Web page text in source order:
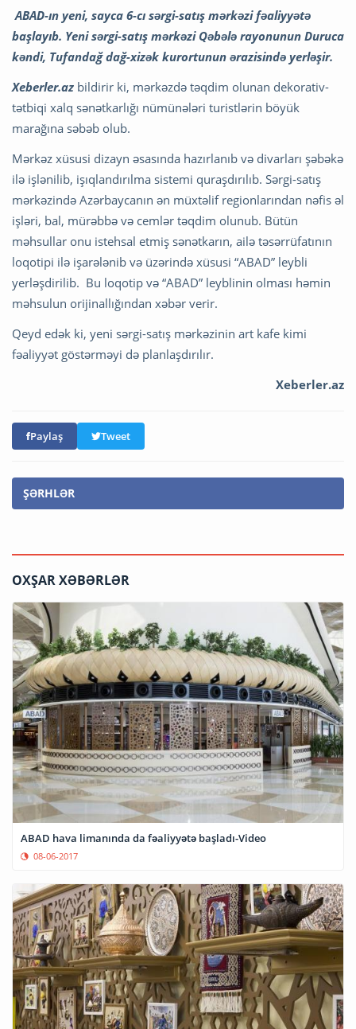
ABAD-ın yeni, sayca 6-cı sərgi-satış mərkəzi fəaliyyətə
başlayıb. Yeni sərgi-satış mərkəzi Qəbələ rayonunun Duruca
kəndi, Tufandağ dağ-xizək kurortunun ərazisində yerləşir.
Xeberler.az bildirir ki, mərkəzdə təqdim olunan dekorativ-
tətbiqi xalq sənətkarlığı nümünələri turistlərin böyük
marağına səbəb olub.
Mərkəz xüsusi dizayn əsasında hazırlanıb və divarları şəbəkə
ilə işlənilib, işıqlandırılma sistemi quraşdırılıb. Sərgi-satış
mərkəzində Azərbaycanın ən müxtəlif regionlarından nəfis əl
işləri, bal, mürəbbə və cemlər təqdim olunub. Bütün
məhsullar onu istehsal etmiş sənətkarın, ailə təsərrüfatının
loqotipi ilə işarələnib və üzərində xüsusi “ABAD” leybli
yerləşdirilib. Bu loqotip və “ABAD” leyblinin olması həmin
məhsulun orijinallığından xəbər verir.
Qeyd edək ki, yeni sərgi-satış mərkəzinin art kafe kimi
fəaliyyət göstərməyi də planlaşdırılır.
Xeberler.az
Paylaş Tweet
ŞƏRHLƏR
OXŞAR XƏBƏRLƏR
ABAD hava limanında da fəaliyyətə başladı-Video
08-06-2017